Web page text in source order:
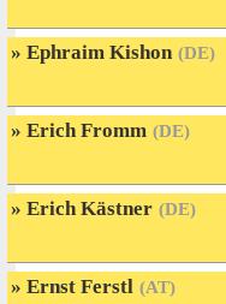
Ephraim Kishon (DE)
Erich Fromm (DE)
Erich Kästner (DE)
Ernst Ferstl (AT)